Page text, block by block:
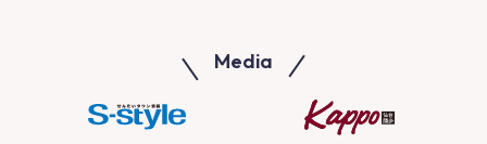
Media